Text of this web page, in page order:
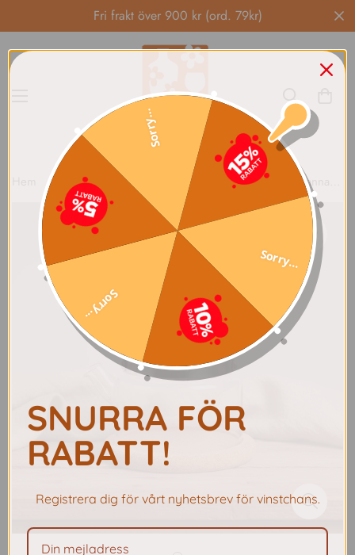
Fri frakt över 900 kr (ord. 79kr)
Signe Persson-Melin
Sorry...
Sorry...
Sorry...
SNURRA FÖR
RABATT!
Registrera dig för vårt nyhetsbrev för vinstchans.